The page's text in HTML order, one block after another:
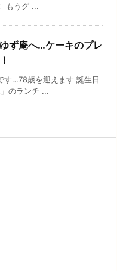
うグ ...
ず庵へ…ケーキのプレ
す…78歳を迎えます 誕生日
のランチ ...